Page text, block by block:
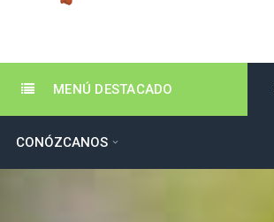
MENÚ DESTACADO
CONÓZCANOS